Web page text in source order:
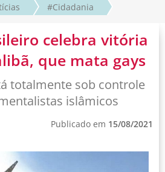
#Cidadania
celebra vitória
que mata gays
totalmente sob controle
islâmicos
Publicado em 15/08/2021